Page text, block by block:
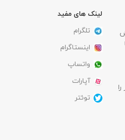
لینک های مفید
تلگرام
اینستاگرام
واتساپ
آپارات
توئتر